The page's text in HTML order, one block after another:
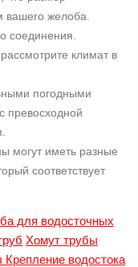
вашего желоба.
соединения.
климат в
погодными
превосходной
могут иметь разные
соответствует
для водосточных
Хомут трубы
Крепление водостока